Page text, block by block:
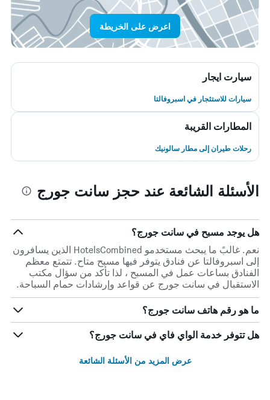
اعرض على الخريطة
سيارت ايجار
سيارات للاستئجار في اسبروفالتا
المطارات القريبة
رحلات طيران إلى مطار سالونيك
الأسئلة الشائعة عند حجز سانت جورج
هل يوجد مسبح في سانت جورج؟
نعم. غالبً ما يبحث مستخدمو HotelsCombined الذين يسافرون
إلى اسبروفالتا عن فنادق يتوفر فيها مسبح متاح. تتمتع معظم
الفنادق بساعات عمل في المسبح ، لذا تأكد من سؤال مكتب
الاستقبال في سانت جورج عن قواعد وإرشادات حمام السباحة.
ما هو رقم هاتف سانت جورج؟
هل تتوفر خدمة الواي فاي في سانت جورج؟
عرض المزيد من الأسئلة الشائعة